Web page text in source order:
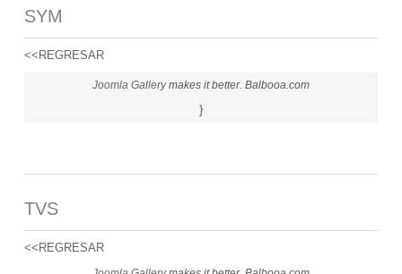
SYM
<<REGRESAR
Joomla Gallerymakes it better. Balbooa.com
}
TVS
<<REGRESAR